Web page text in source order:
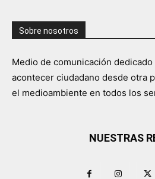
Sobre nosotros
Medio de comunicación
acontecer ciudadano desde otra
el medioambiente en todos los
NUESTRAS